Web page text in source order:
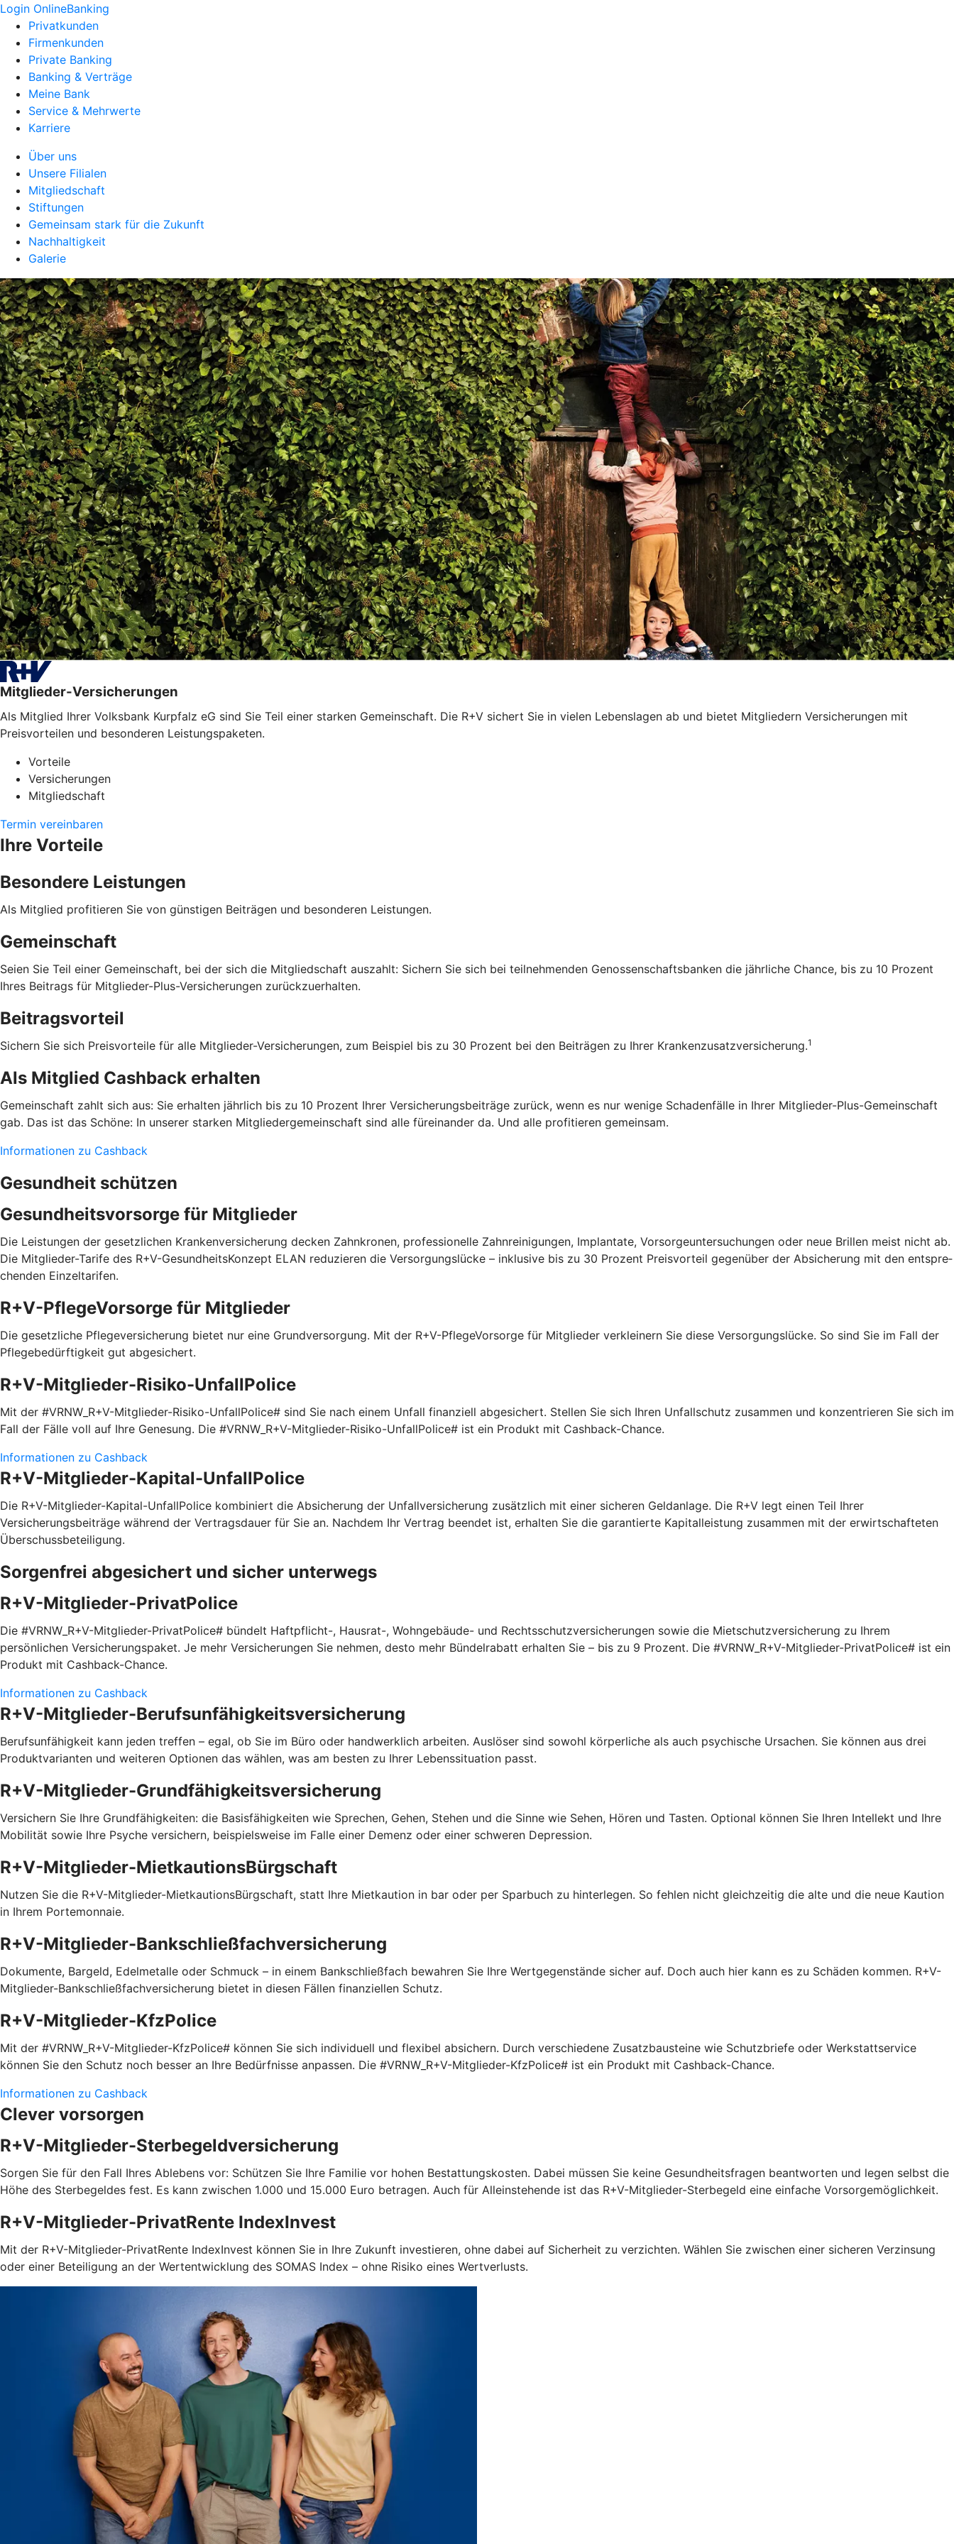
Login OnlineBanking
Privatkunden
Firmenkunden
Private Banking
Banking & Verträge
Meine Bank
Service & Mehrwerte
Karriere
Über uns
Unsere Filialen
Mitgliedschaft
Stiftungen
Gemeinsam stark für die Zukunft
Nachhaltigkeit
Galerie
Mitglieder-Versicherungen
Als Mitglied Ihrer Volksbank Kurpfalz eG sind Sie Teil einer starken Gemeinschaft. Die R+V sichert Sie in vielen Lebenslagen ab und bietet Mitgliedern Versicherungen mit
Preisvorteilen und besonderen Leistungspaketen.
Vorteile
Versicherungen
Mitgliedschaft
Termin vereinbaren
Ihre Vorteile
Besondere Leistungen
Als Mitglied profitieren Sie von günstigen Beiträgen und besonderen Leistungen.
Gemeinschaft
Seien Sie Teil einer Gemeinschaft, bei der sich die Mitgliedschaft auszahlt: Sichern Sie sich bei teilnehmenden Genossenschaftsbanken die jährliche Chance, bis zu 10 Prozent
Ihres Beitrags für Mitglieder-Plus-Versicherungen zurückzuerhalten.
Beitragsvorteil
Sichern Sie sich Preisvorteile für alle Mitglieder-Versicherungen, zum Beispiel bis zu 30 Prozent bei den Beiträgen zu Ihrer Krankenzusatzversicherung.1
Als Mitglied Cashback erhalten
Gemeinschaft zahlt sich aus: Sie erhalten jährlich bis zu 10 Prozent Ihrer Versicherungsbeiträge zurück, wenn es nur wenige Schadenfälle in Ihrer Mitglieder-Plus-Gemeinschaft
gab. Das ist das Schöne: In unserer starken Mitgliedergemeinschaft sind alle füreinander da. Und alle profitieren gemeinsam.
Informationen zu Cashback
Gesundheit schützen
Gesundheitsvorsorge für Mitglieder
Die Leistungen der gesetzlichen Krankenversicherung decken Zahnkronen, professionelle Zahnreinigungen, Implantate, Vorsorgeuntersuchungen oder neue Brillen meist nicht ab.
Die Mitglieder-Tarife des R+V-GesundheitsKonzept ELAN reduzieren die Versorgungslücke – inklusive bis zu 30 Prozent Preis­vorteil gegenüber der Absicherung mit den entspre­
chenden Einzel­tarifen.
R+V-PflegeVorsorge für Mitglieder
Die gesetzliche Pflegeversicherung bietet nur eine Grundversorgung. Mit der R+V-PflegeVorsorge für Mitglieder verkleinern Sie diese Versorgungslücke. So sind Sie im Fall der
Pflegebedürftigkeit gut abgesichert.
R+V-Mitglieder-Risiko-UnfallPolice
Mit der #VRNW_R+V-Mitglieder-Risiko-UnfallPolice# sind Sie nach einem Unfall finanziell abgesichert. Stellen Sie sich Ihren Unfallschutz zusammen und konzentrieren Sie sich im
Fall der Fälle voll auf Ihre Genesung. Die #VRNW_R+V-Mitglieder-Risiko-UnfallPolice# ist ein Produkt mit Cashback-Chance.
Informationen zu Cashback
R+V-Mitglieder-Kapital-UnfallPolice
Die R+V-Mitglieder-Kapital-UnfallPolice kombiniert die Absicherung der Unfallversicherung zusätzlich mit einer sicheren Geldanlage. Die R+V legt einen Teil Ihrer
Versicherungsbeiträge während der Vertragsdauer für Sie an. Nachdem Ihr Vertrag beendet ist, erhalten Sie die garantierte Kapitalleistung zusammen mit der erwirtschafteten
Überschussbeteiligung.
Sorgenfrei abgesichert und sicher unterwegs
R+V-Mitglieder-PrivatPolice
Die #VRNW_R+V-Mitglieder-PrivatPolice# bündelt Haftpflicht-, Hausrat-, Wohngebäude- und Rechtsschutzversicherungen sowie die Mietschutzversicherung zu Ihrem
persönlichen Versicherungspaket. Je mehr Versicherungen Sie nehmen, desto mehr Bündelrabatt erhalten Sie – bis zu 9 Prozent. Die #VRNW_R+V-Mitglieder-PrivatPolice# ist ein
Produkt mit Cashback-Chance.
Informationen zu Cashback
R+V-Mitglieder-Berufsunfähigkeitsversicherung
Berufsunfähigkeit kann jeden treffen – egal, ob Sie im Büro oder handwerklich arbeiten. Auslöser sind sowohl körperliche als auch psychische Ursachen. Sie können aus drei
Produktvarianten und weiteren Optionen das wählen, was am besten zu Ihrer Lebenssituation passt.
R+V-Mitglieder-Grundfähigkeitsversicherung
Versichern Sie Ihre Grundfähigkeiten: die Basisfähigkeiten wie Sprechen, Gehen, Stehen und die Sinne wie Sehen, Hören und Tasten. Optional können Sie Ihren Intellekt und Ihre
Mobilität sowie Ihre Psyche versichern, beispielsweise im Falle einer Demenz oder einer schweren Depression.
R+V-Mitglieder-MietkautionsBürgschaft
Nutzen Sie die R+V-Mitglieder-MietkautionsBürgschaft, statt Ihre Mietkaution in bar oder per Sparbuch zu hinterlegen. So fehlen nicht gleichzeitig die alte und die neue Kaution
in Ihrem Portemonnaie.
R+V-Mitglieder-Bankschließfachversicherung
Dokumente, Bargeld, Edelmetalle oder Schmuck – in einem Bankschließfach bewahren Sie Ihre Wertgegenstände sicher auf. Doch auch hier kann es zu Schäden kommen. R+V-
Mitglieder-Bankschließfachversicherung bietet in diesen Fällen finanziellen Schutz.
R+V-Mitglieder-KfzPolice
Mit der #VRNW_R+V-Mitglieder-KfzPolice# können Sie sich individuell und flexibel absichern. Durch verschiedene Zusatzbausteine wie Schutzbriefe oder Werkstattservice
können Sie den Schutz noch besser an Ihre Bedürfnisse anpassen. Die #VRNW_R+V-Mitglieder-KfzPolice# ist ein Produkt mit Cashback-Chance.
Informationen zu Cashback
Clever vorsorgen
R+V-Mitglieder-Sterbegeldversicherung
Sorgen Sie für den Fall Ihres Ablebens vor: Schützen Sie Ihre Familie vor hohen Bestattungskosten. Dabei müssen Sie keine Gesundheitsfragen beantworten und legen selbst die
Höhe des Sterbegeldes fest. Es kann zwischen 1.000 und 15.000 Euro betragen. Auch für Alleinstehende ist das R+V-Mitglieder-Sterbegeld eine einfache Vorsorgemöglichkeit.
R+V-Mitglieder-PrivatRente IndexInvest
Mit der R+V-Mitglieder-PrivatRente IndexInvest können Sie in Ihre Zukunft investieren, ohne dabei auf Sicherheit zu verzichten. Wählen Sie zwischen einer sicheren Verzinsung
oder einer Beteiligung an der Wertentwicklung des SOMAS Index – ohne Risiko eines Wertverlusts.